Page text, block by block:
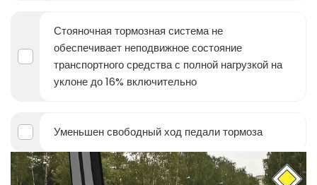
Стояночная тормозная система не
обеспечивает неподвижное состояние
транспортного средства с полной нагрузкой на
уклоне до 16% включительно
Уменьшен свободный ход педали тормоза